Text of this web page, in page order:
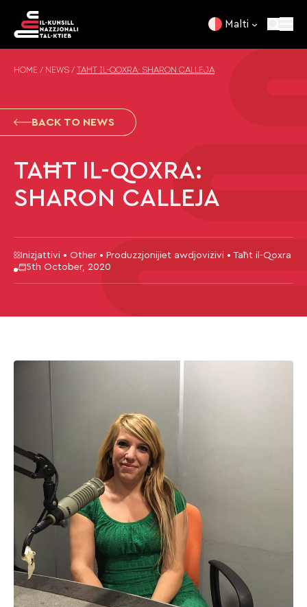
Malti
HOME / NEWS / TAĦT IL-QOXRA: SHARON CALLEJA
BACK TO NEWS
TAĦT IL-QOXRA:
SHARON CALLEJA
Inizjattivi • Other • Produzzjonijiet awdjoviżivi • Taħt il-Qoxra
5th October, 2020